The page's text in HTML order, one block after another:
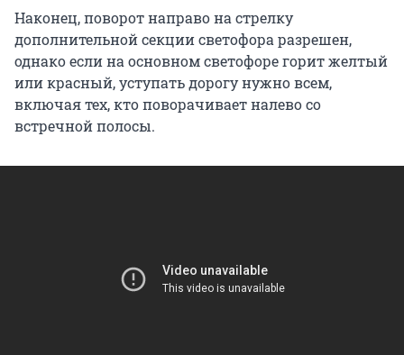
Наконец, поворот направо на стрелку
дополнительной секции светофора разрешен,
однако если на основном светофоре горит желтый
или красный, уступать дорогу нужно всем,
включая тех, кто поворачивает налево со
встречной полосы.